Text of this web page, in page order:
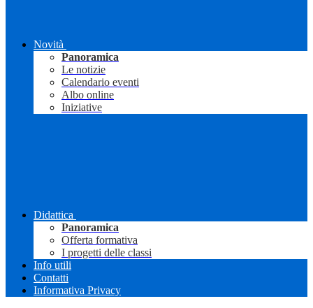
Novità
Panoramica
Le notizie
Calendario eventi
Albo online
Iniziative
Didattica
Panoramica
Offerta formativa
I progetti delle classi
Info utili
Contatti
Informativa Privacy